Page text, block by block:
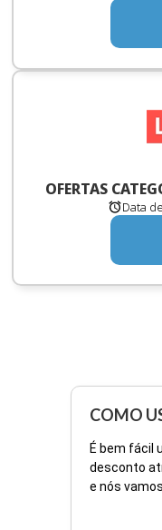
OFERTAS
Data
COMO
É bem fácil
desconto
e nós